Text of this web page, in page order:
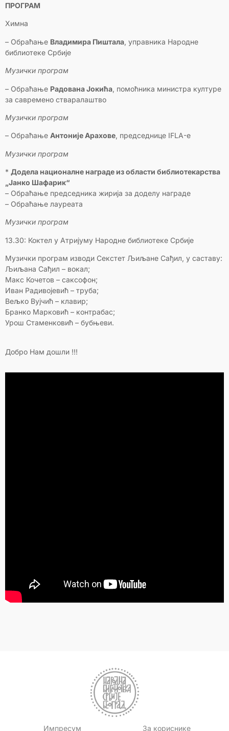
ПРОГРАМ
Химна
– Обраћање Владимира Пиштала, управника Народне
библиотеке Србије
Музички програм
– Обраћање Радована Јокића, помоћника министра културе
за савремено стваралаштво
Музички програм
– Обраћање Антоније Арахове, председнице IFLA-е
Музички програм
* Додела националне награде из области библиотекарства
„Јанко Шафарик“
– Обраћање председника жирија за доделу награде
– Обраћање лауреата
Музички програм
13.30: Коктел у Атријуму Народне библиотеке Србије
Музички програм изводи Секстет Љиљане Сађил, у саставу:
Љиљана Сађил – вокал;
Макс Кочетов – саксофон;
Иван Радивојевић – труба;
Вељко Вујчић – клавир;
Бранко Марковић – контрабас;
Урош Стаменковић – бубњеви.
Добро Нам дошли !!!
Импресум
За кориснике